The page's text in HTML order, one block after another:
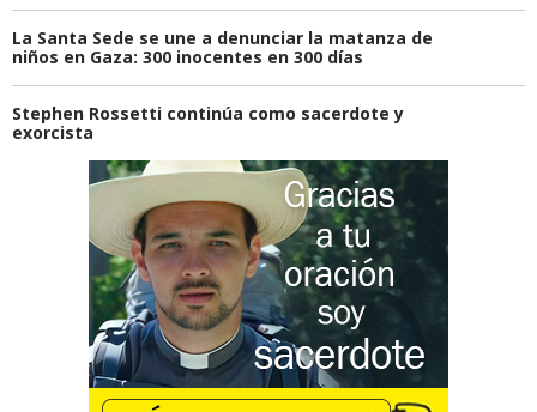
La Santa Sede se une a denunciar la matanza de
niños en Gaza: 300 inocentes en 300 días
Stephen Rossetti continúa como sacerdote y
exorcista